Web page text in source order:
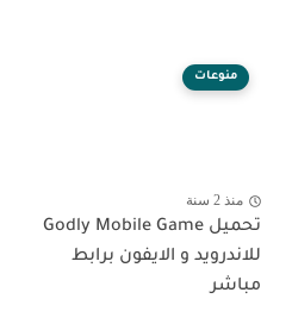
منوعات
منذ 2 سنة
تحميل Godly Mobile Game
للاندرويد و الايفون برابط
مباشر